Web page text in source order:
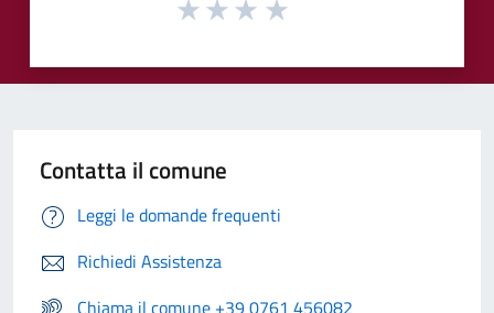
Contatta il comune
Leggi le domande frequenti
Richiedi Assistenza